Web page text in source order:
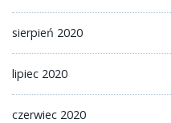
sierpień 2020
lipiec 2020
czerwiec 2020